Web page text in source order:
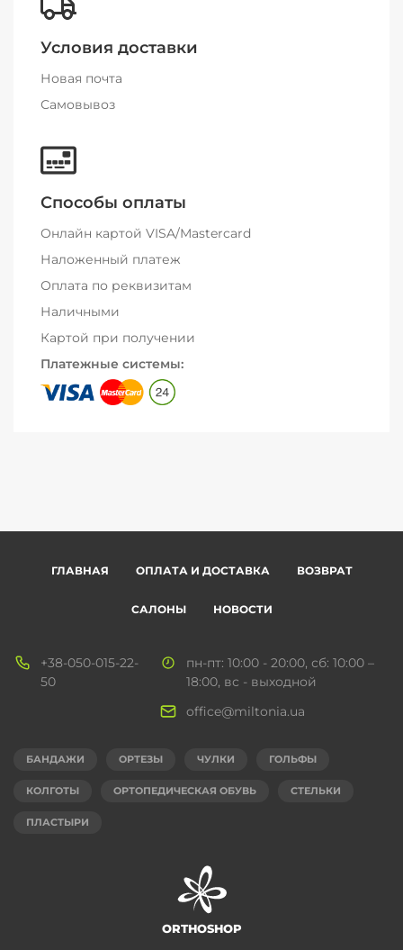
Условия доставки
Новая почта
Самовывоз
Способы оплаты
Онлайн картой VISA/Mastercard
Наложенный платеж
Оплата по реквизитам
Наличными
Картой при получении
Платежные системы:
ORTHOSHOP
пн-пт: 10:00 - 20:00, сб: 10:00 –
18:00, вс - выходной
+38-050-015-22-
50
office@miltonia.ua
БАНДАЖИ ОРТЕЗЫ ЧУЛКИ ГОЛЬФЫ
КОЛГОТЫ ОРТОПЕДИЧЕСКАЯ ОБУВЬ СТЕЛЬКИ
ПЛАСТЫРИ
ГЛАВНАЯ ОПЛАТА И ДОСТАВКА ВОЗВРАТ
САЛОНЫ НОВОСТИ